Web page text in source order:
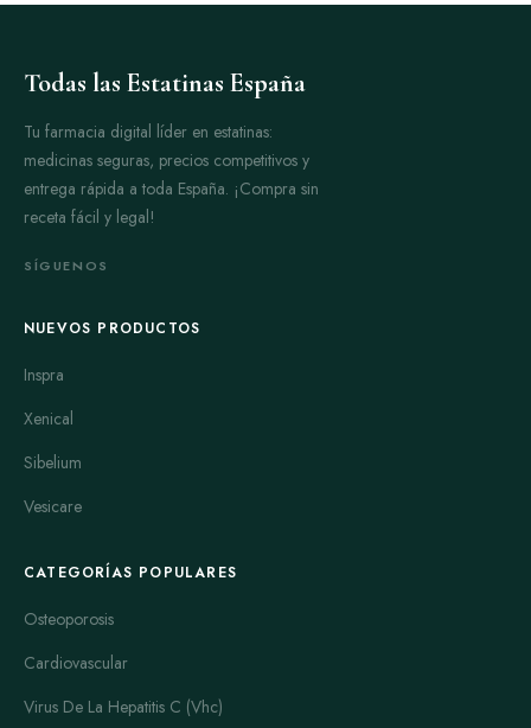
Todas las Estatinas España
Tu farmacia digital líder en estatinas:
medicinas seguras, precios competitivos y
entrega rápida a toda España. ¡Compra sin
receta fácil y legal!
SÍGUENOS
NUEVOS PRODUCTOS
Inspra
Xenical
Sibelium
Vesicare
CATEGORÍAS POPULARES
Osteoporosis
Cardiovascular
Virus De La Hepatitis C (Vhc)